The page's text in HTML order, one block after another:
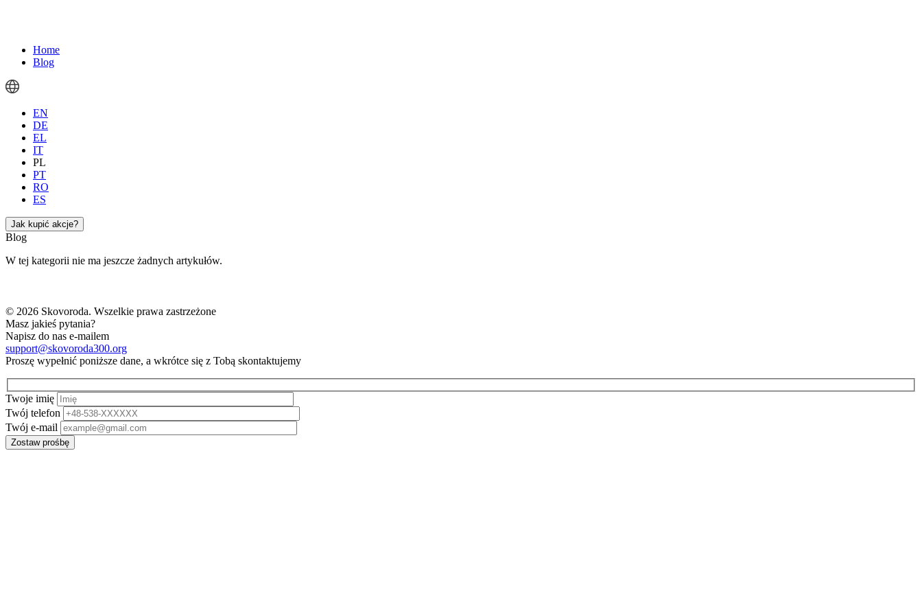
Home
Blog
EN
DE
EL
IT
PL
PT
RO
ES
Jak kupić akcje?
Blog
W tej kategorii nie ma jeszcze żadnych artykułów.
© 2026 Skovoroda. Wszelkie prawa zastrzeżone
Masz jakieś pytania?
Napisz do nas e-mailem
support@skovoroda300.org
Proszę wypełnić poniższe dane, a wkrótce się z Tobą skontaktujemy
Twoje imię
Twój telefon
Twój e-mail